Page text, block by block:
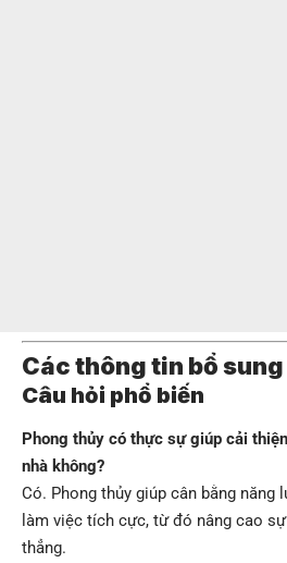
Các thông tin bổ sung
Câu hỏi phổ biến
Phong thủy có thực sự giúp cải
nhà không?
Có. Phong thủy giúp cân bằng
làm việc tích cực, từ đó nâng cao
thẳng.